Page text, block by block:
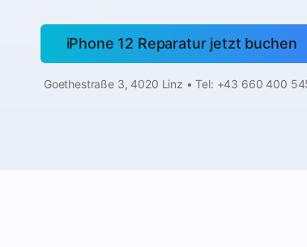
iPhone 12 Reparatur jetzt buchen
Goethestraße 3, 4020 Linz • Tel: +43 660 400